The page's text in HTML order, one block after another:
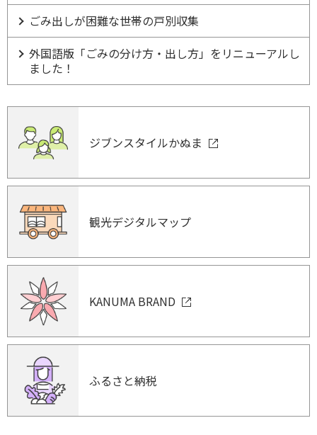
ごみ出しが困難な世帯の戸別収集
外国語版「ごみの分け方・出し方」をリニューアルし
ました！
ジブンスタイルかぬま
観光デジタルマップ
KANUMA BRAND
ふるさと納税